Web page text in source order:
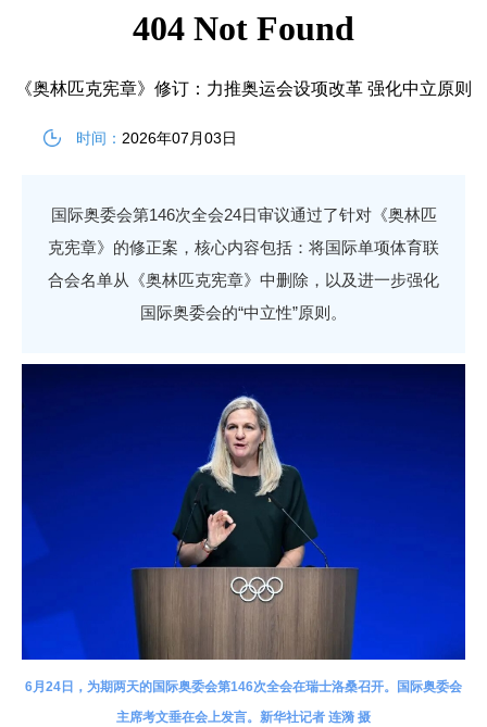
《奥林匹克宪章》修订：力推奥运会设项改革 强化中立原则
时间： 2026年07月03日
国际奥委会第146次全会24日审议通过了针对《奥林匹
克宪章》的修正案，核心内容包括：将国际单项体育联
合会名单从《奥林匹克宪章》中删除，以及进一步强化
国际奥委会的“中立性”原则。
6月24日，为期两天的国际奥委会第146次全会在瑞士洛桑召开。国际奥委会
主席考文垂在会上发言。新华社记者 连漪 摄